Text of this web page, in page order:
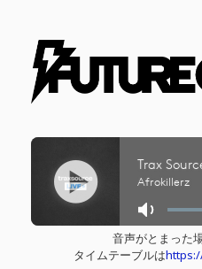
音声がとまった
タイムテーブルは